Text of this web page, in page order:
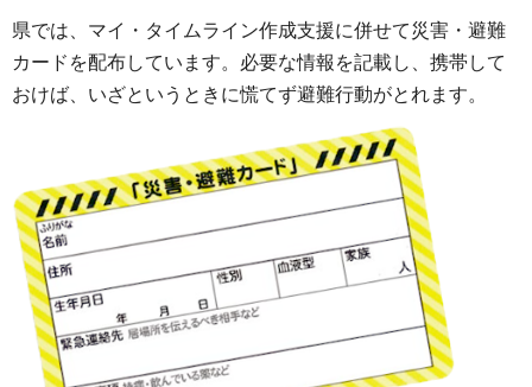
県では、マイ・タイムライン作成支援に併せて災害・避難
カードを配布しています。必要な情報を記載し、携帯して
おけば、いざというときに慌てず避難行動がとれます。